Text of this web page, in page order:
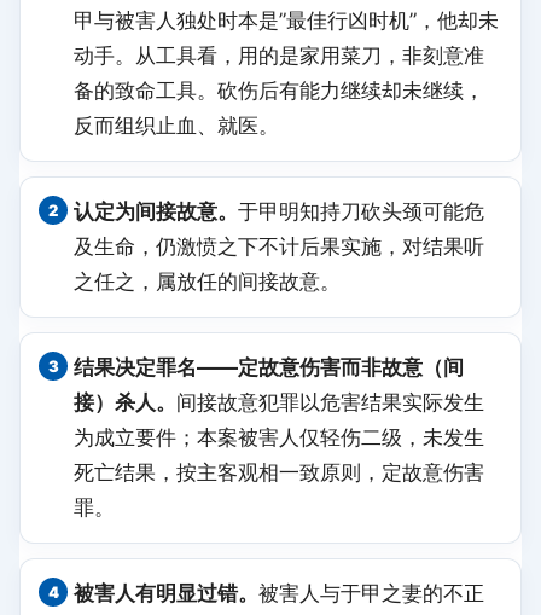
甲与被害人独处时本是”最佳行凶时机”，他却未
动手。从工具看，用的是家用菜刀，非刻意准
备的致命工具。砍伤后有能力继续却未继续，
反而组织止血、就医。
认定为间接故意。 于甲明知持刀砍头颈可能危
及生命，仍激愤之下不计后果实施，对结果听
之任之，属放任的间接故意。
结果决定罪名——定故意伤害而非故意（间
接）杀人。 间接故意犯罪以危害结果实际发生
为成立要件；本案被害人仅轻伤二级，未发生
死亡结果，按主客观相一致原则，定故意伤害
罪。
被害人有明显过错。 被害人与于甲之妻的不正